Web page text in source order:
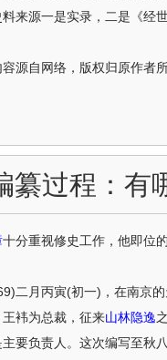
源一是实录，二是《经世
源自网络，版权归原作者
纂过程：有
十分重视修史工作，他即位
月丙寅(初一)，在南京的
袆为总裁，征来山林隐逸
要负责人。这次编写至秋